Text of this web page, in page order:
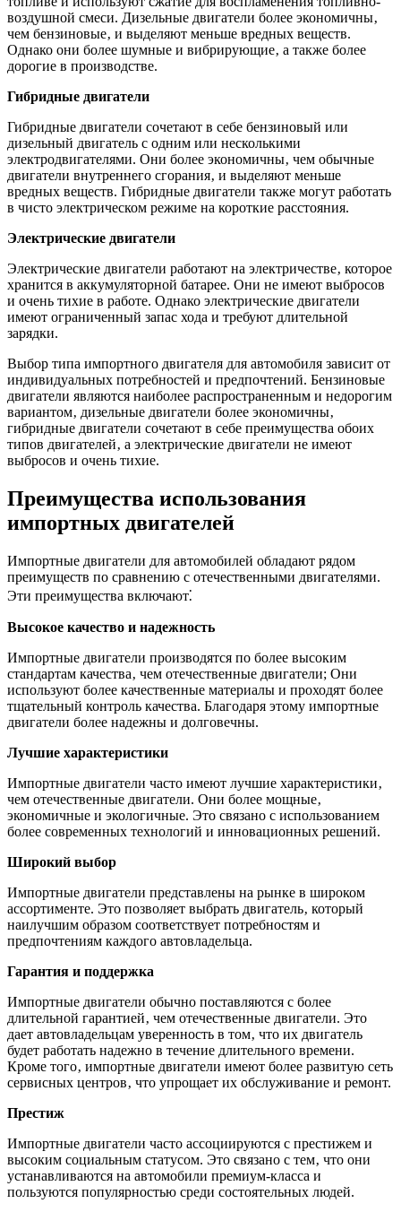
воздушной смеси. Дизельные двигатели более экономичны‚
чем бензиновые‚ и выделяют меньше вредных веществ.
Однако они более шумные и вибрирующие‚ а также более
дорогие в производстве.
Гибридные двигатели
Гибридные двигатели сочетают в себе бензиновый или
дизельный двигатель с одним или несколькими
электродвигателями. Они более экономичны‚ чем обычные
двигатели внутреннего сгорания‚ и выделяют меньше
вредных веществ. Гибридные двигатели также могут работать
в чисто электрическом режиме на короткие расстояния.
Электрические двигатели
Электрические двигатели работают на электричестве‚ которое
хранится в аккумуляторной батарее. Они не имеют выбросов
и очень тихие в работе. Однако электрические двигатели
имеют ограниченный запас хода и требуют длительной
зарядки.
Выбор типа импортного двигателя для автомобиля зависит от
индивидуальных потребностей и предпочтений. Бензиновые
двигатели являются наиболее распространенным и недорогим
вариантом‚ дизельные двигатели более экономичны‚
гибридные двигатели сочетают в себе преимущества обоих
типов двигателей‚ а электрические двигатели не имеют
выбросов и очень тихие.
Преимущества использования
импортных двигателей
Импортные двигатели для автомобилей обладают рядом
преимуществ по сравнению с отечественными двигателями.
Эти преимущества включают⁚
Высокое качество и надежность
Импортные двигатели производятся по более высоким
стандартам качества‚ чем отечественные двигатели; Они
используют более качественные материалы и проходят более
тщательный контроль качества. Благодаря этому импортные
двигатели более надежны и долговечны.
Лучшие характеристики
Импортные двигатели часто имеют лучшие характеристики‚
чем отечественные двигатели. Они более мощные‚
экономичные и экологичные. Это связано с использованием
более современных технологий и инновационных решений.
Широкий выбор
Импортные двигатели представлены на рынке в широком
ассортименте. Это позволяет выбрать двигатель‚ который
наилучшим образом соответствует потребностям и
предпочтениям каждого автовладельца.
Гарантия и поддержка
Импортные двигатели обычно поставляются с более
длительной гарантией‚ чем отечественные двигатели. Это
дает автовладельцам уверенность в том‚ что их двигатель
будет работать надежно в течение длительного времени.
Кроме того‚ импортные двигатели имеют более развитую сеть
сервисных центров‚ что упрощает их обслуживание и ремонт.
Престиж
Импортные двигатели часто ассоциируются с престижем и
высоким социальным статусом. Это связано с тем‚ что они
устанавливаются на автомобили премиум-класса и
пользуются популярностью среди состоятельных людей.